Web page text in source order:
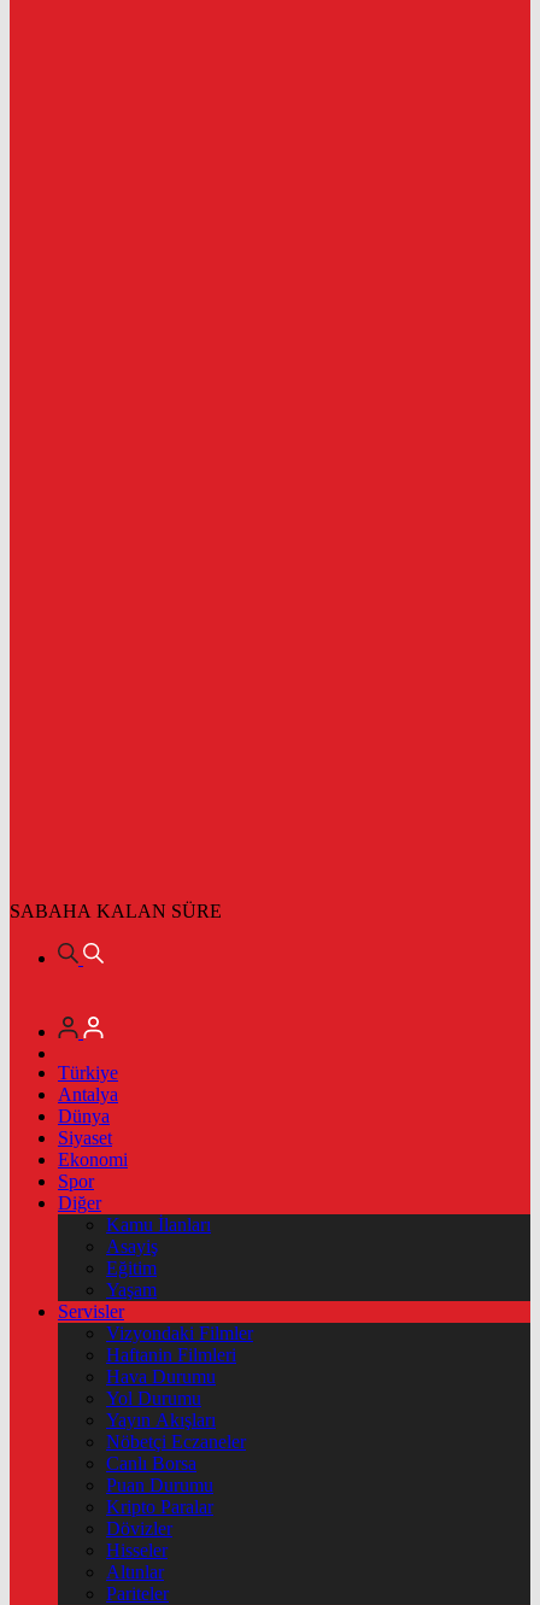
SABAHA KALAN SÜRE
Türkiye
Antalya
Dünya
Siyaset
Ekonomi
Spor
Diğer
Kamu İlanları
Asayiş
Eğitim
Yaşam
Servisler
Vizyondaki Filmler
Haftanin Filmleri
Hava Durumu
Yol Durumu
Yayın Akışları
Nöbetçi Eczaneler
Canlı Borsa
Puan Durumu
Kripto Paralar
Dövizler
Hisseler
Altınlar
Pariteler